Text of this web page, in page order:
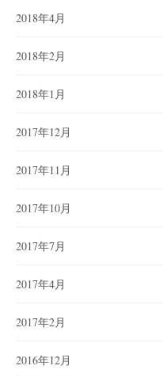
2018年4月
2018年2月
2018年1月
2017年12月
2017年11月
2017年10月
2017年7月
2017年4月
2017年2月
2016年12月